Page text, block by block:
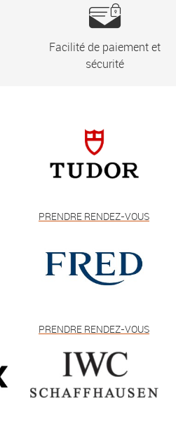
Facilité de paiement et
sécurité
PRENDRE RENDEZ-VOUS
PRENDRE RENDEZ-VOUS